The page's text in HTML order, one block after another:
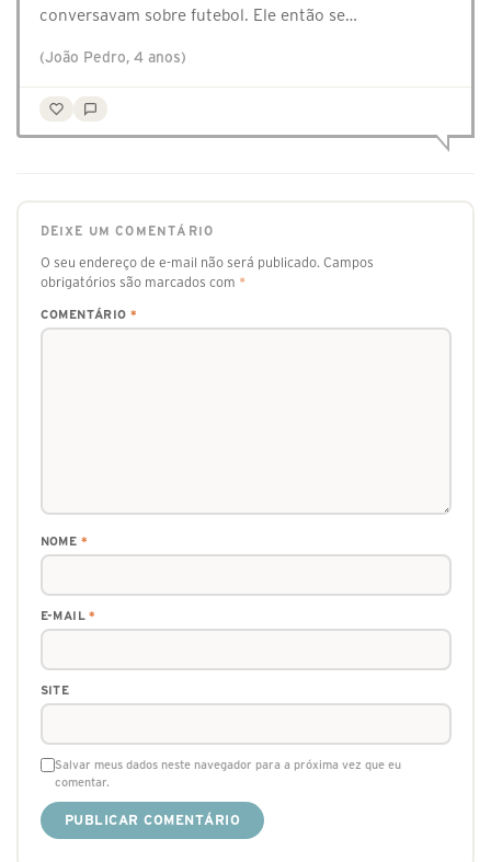
conversavam sobre futebol. Ele então se…
(João Pedro, 4 anos)
DEIXE UM COMENTÁRIO
O seu endereço de e-mail não será publicado. Campos
obrigatórios são marcados com *
COMENTÁRIO *
NOME *
E-MAIL*
SITE
Salvar meus dados neste navegador para a próxima vez que eu
comentar.